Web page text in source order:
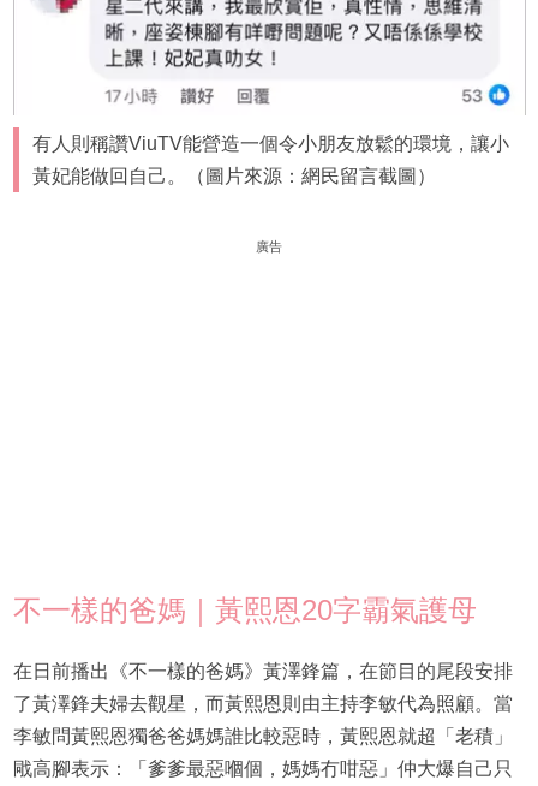
有人則稱讚ViuTV能營造一個令小朋友放鬆的環境，讓小
黃妃能做回自己。（圖片來源：網民留言截圖）
廣告
不一樣的爸媽｜黃熙恩20字霸氣護母
在日前播出《不一樣的爸媽》黃澤鋒篇，在節目的尾段安排
了黃澤鋒夫婦去觀星，而黃熙恩則由主持李敏代為照顧。當
李敏問黃熙恩獨爸爸媽媽誰比較惡時，黃熙恩就超「老積」
戙高腳表示：「爹爹最惡嗰個，媽媽冇咁惡」仲大爆自己只